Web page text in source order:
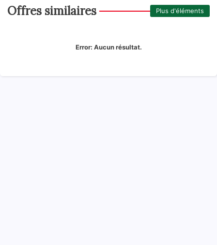
Offres similaires Plus d'éléments
Error: Aucun résultat.